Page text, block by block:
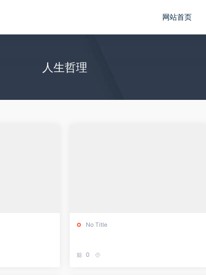
网站首页
人生哲理
No Title
0